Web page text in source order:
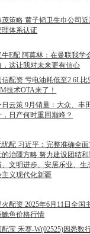
茂策略 黄子韬卫生巾公司
理体系认证
牛E配 阿莫林：在曼联我学
，这让我对未来更有信心
信配资 亏电油耗低至2.6L
技术OTA来了！
日云策 9月销量：大众、丰
，日产何时重回巅峰？
忧配 习近平：完整准确全
的治疆方略 努力建设团结
、文明进步、安居乐业、生
主义现代化新疆
火配资 2025年6月11日全国
鮸鱼价格行情
配宝 禾赛-W(02525)因悉数